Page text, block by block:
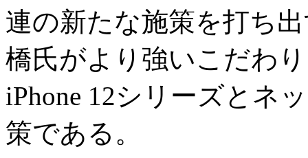
連の新たな施策を打ち
橋氏がより強いこだわ
iPhone 12シリーズとネ
策である。